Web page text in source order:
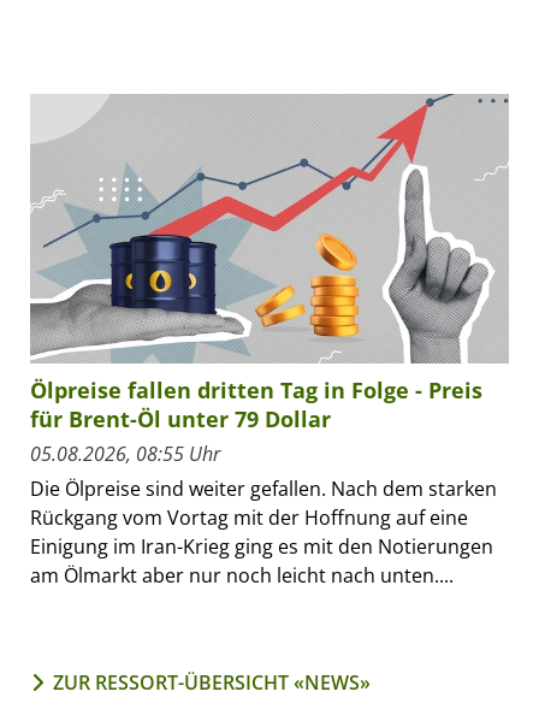
Ölpreise fallen dritten Tag in Folge - Preis
für Brent-Öl unter 79 Dollar
05.08.2026, 08:55 Uhr
Die Ölpreise sind weiter gefallen. Nach dem starken
Rückgang vom Vortag mit der Hoffnung auf eine
Einigung im Iran-Krieg ging es mit den Notierungen
am Ölmarkt aber nur noch leicht nach unten....
ZUR RESSORT-ÜBERSICHT «NEWS»